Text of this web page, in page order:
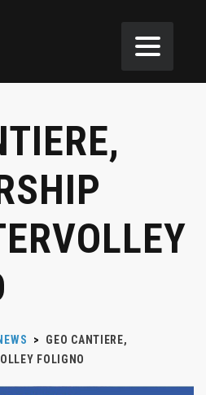
>
GEO CANTIERE,
FOLIGNO